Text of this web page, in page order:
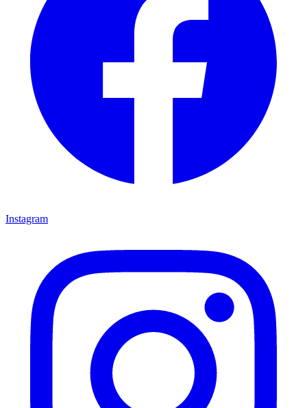
Instagram